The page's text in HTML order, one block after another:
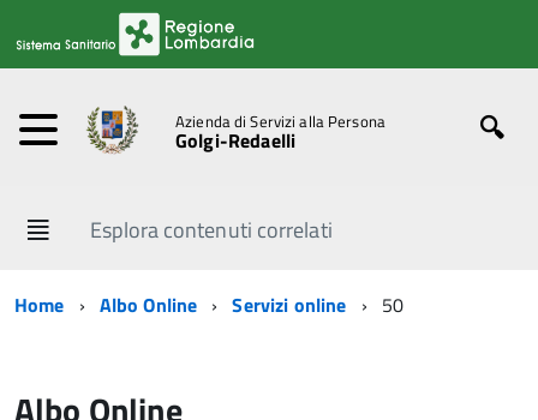
Azienda di Servizi alla Persona
Golgi-Redaelli
Esplora contenuti correlati
Home Albo Online Servizi online 50